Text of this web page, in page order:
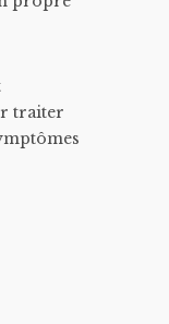
traiter